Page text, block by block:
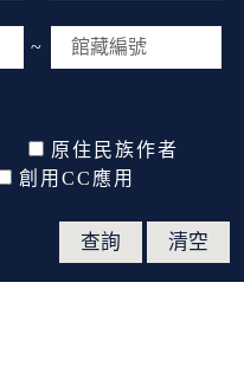
~
原住民族作者
創用CC應用